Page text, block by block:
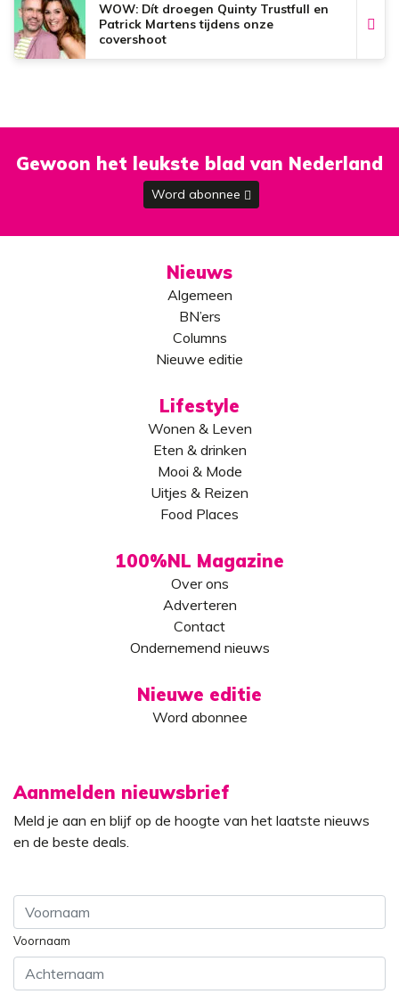
WOW: Dít droegen Quinty Trustfull en
Patrick Martens tijdens onze
covershoot
Gewoon het leukste blad van Nederland
Word abonnee
Nieuws
Algemeen
BN’ers
Columns
Nieuwe editie
Lifestyle
Wonen & Leven
Eten & drinken
Mooi & Mode
Uitjes & Reizen
Food Places
100%NL Magazine
Over ons
Adverteren
Contact
Ondernemend nieuws
Nieuwe editie
Word abonnee
Aanmelden nieuwsbrief
Meld je aan en blijf op de hoogte van het laatste nieuws
en de beste deals.
Voornaam